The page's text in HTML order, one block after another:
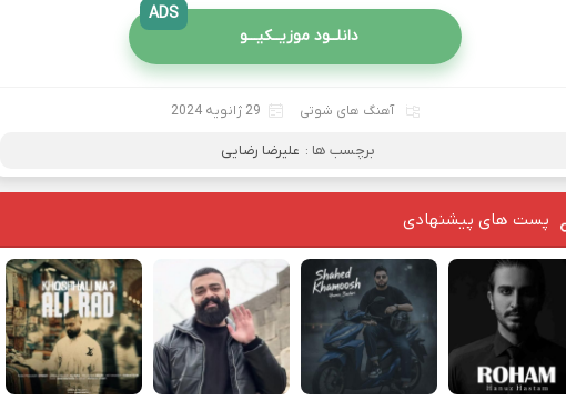
دانلــود موزیــکیـــو
ADS
آهنگ های شوتی 29 ژانویه 2024
برچسب ها : علیرضا رضایی
پست های پیشنهادی